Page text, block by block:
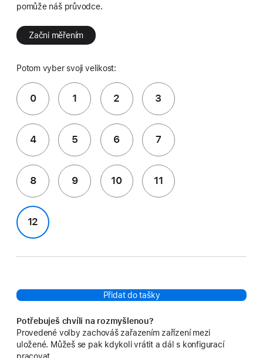
pomůže náš průvodce.
Začni měřením
Potom vyber svoji velikost:
0 1 2 3
4 5 6 7
8 9 10 11
12
Přidat do tašky
Potřebuješ chvíli na rozmyšlenou?
Provedené volby zachováš zařazením zařízení mezi
uložené. Můžeš se pak kdykoli vrátit a dál s konfigurací
pracovat.